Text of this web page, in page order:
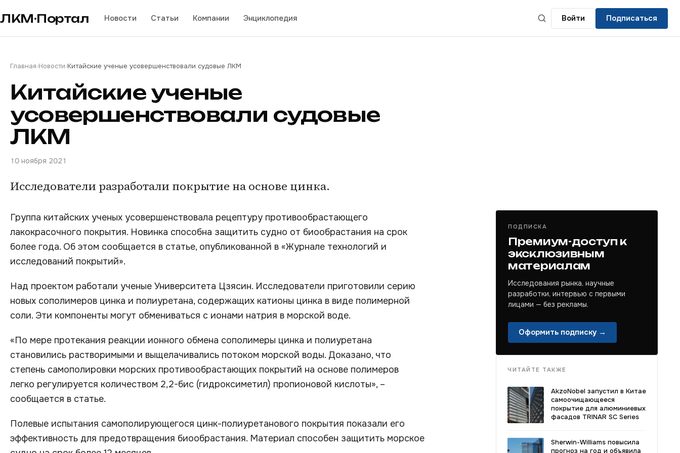
ЛКМ·Портал Новости Статьи Компании Энциклопедия Войти Подписаться
Главная›Новости›Китайские ученые усовершенствовали судовые ЛКМ
Китайские ученые
усовершенствовали судовые
ЛКМ
10 ноября 2021
Исследователи разработали покрытие на основе цинка.
Группа китайских ученых усовершенствовала рецептуру противообрастающего
лакокрасочного покрытия. Новинка способна защитить судно от биообрастания на срок
более года. Об этом сообщается в статье, опубликованной в «Журнале технологий и
исследований покрытий».
Над проектом работали ученые Университета Цзясин. Исследователи приготовили серию
новых сополимеров цинка и полиуретана, содержащих катионы цинка в виде полимерной
соли. Эти компоненты могут обмениваться с ионами натрия в морской воде.
«По мере протекания реакции ионного обмена сополимеры цинка и полиуретана
становились растворимыми и выщелачивались потоком морской воды. Доказано, что
степень самополировки морских противообрастающих покрытий на основе полимеров
легко регулируется количеством 2,2-бис (гидроксиметил) пропионовой кислоты», –
сообщается в статье.
Полевые испытания самополирующегося цинк-полиуретанового покрытия показали его
эффективность для предотвращения биообрастания. Материал способен защитить морское
ПОДПИСКА
Премиум-доступ к
эксклюзивным
материалам
Исследования рынка, научные
разработки, интервью с первыми
лицами — без рекламы.
Оформить подписку →
ЧИТАЙТЕ ТАКЖЕ
AkzoNobel запустил в Китае
самоочищающееся
покрытие для алюминиевых
фасадов TRINAR SC Series
Sherwin-Williams повысила
прогноз на год и объявила